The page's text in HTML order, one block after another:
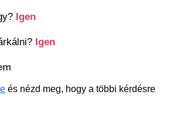
Igen
Igen
és nézd meg, hogy a többi kérdésre